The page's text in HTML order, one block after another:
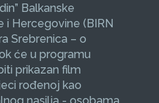
Balkanske
i Hercegovine (BIRN
Srebrenica – o
će u programu
prikazan film
rođenoj kao